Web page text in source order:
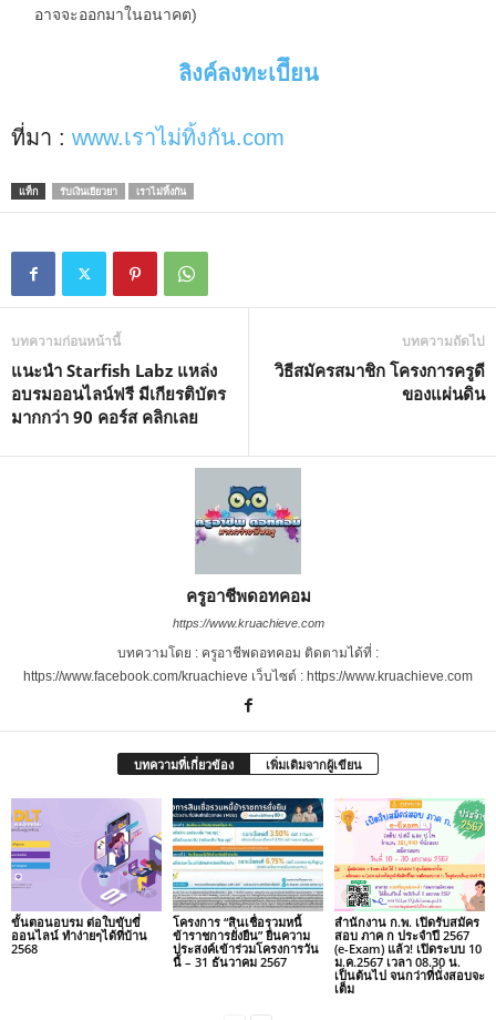
อาจจะออกมาในอนาคต)
ลิงค์ลงทะเบีึยน
ที่มา : www.เราไม่ทิ้งกัน.com
แท็ก รับเงินเยียวยา เราไม่ทิ้งกัน
บทความก่อนหน้านี้
แนะนำ Starfish Labz แหล่ง
อบรมออนไลน์ฟรี มีเกียรติบัตร
มากกว่า 90 คอร์ส คลิกเลย
บทความถัดไป
วิธีสมัครสมาชิก โครงการครูดี
ของแผ่นดิน
ครูอาชีพดอทคอม
https://www.kruachieve.com
บทความโดย : ครูอาชีพดอทคอม ติดตามได้ที่ :
https://www.facebook.com/kruachieve เว็บไซต์ : https://www.kruachieve.com
บทความที่เกี่ยวข้อง เพิ่มเติมจากผู้เขียน
ขั้นตอนอบรม ต่อใบขับขี่
ออนไลน์ ทำง่ายๆได้ที่บ้าน
2568
โครงการ “สินเชื่อรวมหนี้
ข้าราชการยั่งยืน” ยื่นความ
ประสงค์เข้าร่วมโครงการวัน
นี้ – 31 ธันวาคม 2567
สำนักงาน ก.พ. เปิดรับสมัคร
สอบ ภาค ก ประจำปี 2567
(e-Exam) แล้ว! เปิดระบบ 10
ม.ค.2567 เวลา 08.30 น.
เป็นต้นไป จนกว่าที่นั่งสอบจะ
เต็ม